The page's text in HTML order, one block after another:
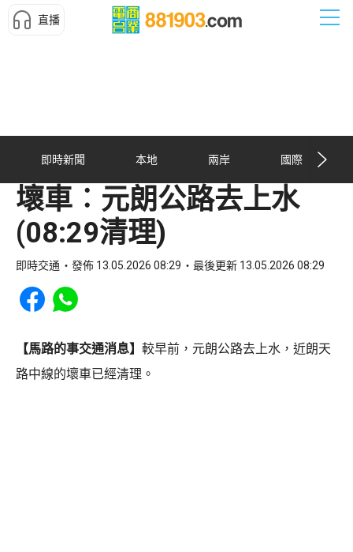
直播
即時新聞 本地 兩岸 國際
壞車︰元朗公路去上水
(08:29清理)
即時交通 發佈 13.05.2026 08:29 最後更新 13.05.2026 08:29
Share to Facebook
Share to WhatsApp
【馬路的事交通消息】 較早前，元朗公路去上水，近朗天
路中線的壞車已經清理。